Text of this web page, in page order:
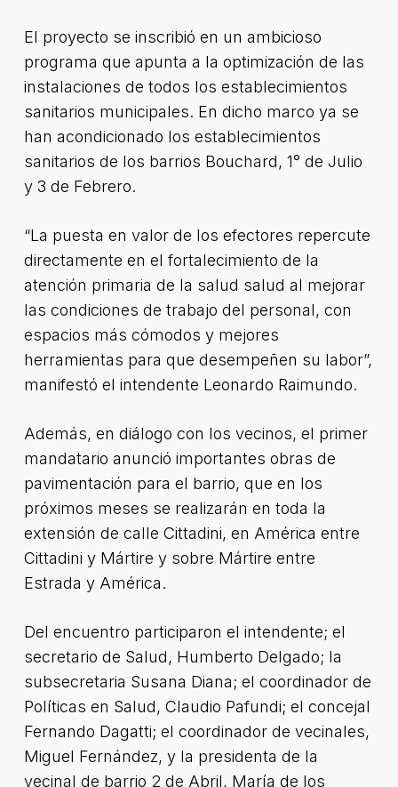
El proyecto se inscribió en un ambicioso
programa que apunta a la optimización de las
instalaciones de todos los establecimientos
sanitarios municipales. En dicho marco ya se
han acondicionado los establecimientos
sanitarios de los barrios Bouchard, 1° de Julio
y 3 de Febrero.
“La puesta en valor de los efectores repercute
directamente en el fortalecimiento de la
atención primaria de la salud salud al mejorar
las condiciones de trabajo del personal, con
espacios más cómodos y mejores
herramientas para que desempeñen su labor”,
manifestó el intendente Leonardo Raimundo.
Además, en diálogo con los vecinos, el primer
mandatario anunció importantes obras de
pavimentación para el barrio, que en los
próximos meses se realizarán en toda la
extensión de calle Cittadini, en América entre
Cittadini y Mártire y sobre Mártire entre
Estrada y América.
Del encuentro participaron el intendente; el
secretario de Salud, Humberto Delgado; la
subsecretaria Susana Diana; el coordinador de
Políticas en Salud, Claudio Pafundi; el concejal
Fernando Dagatti; el coordinador de vecinales,
Miguel Fernández, y la presidenta de la
vecinal de barrio 2 de Abril, María de los